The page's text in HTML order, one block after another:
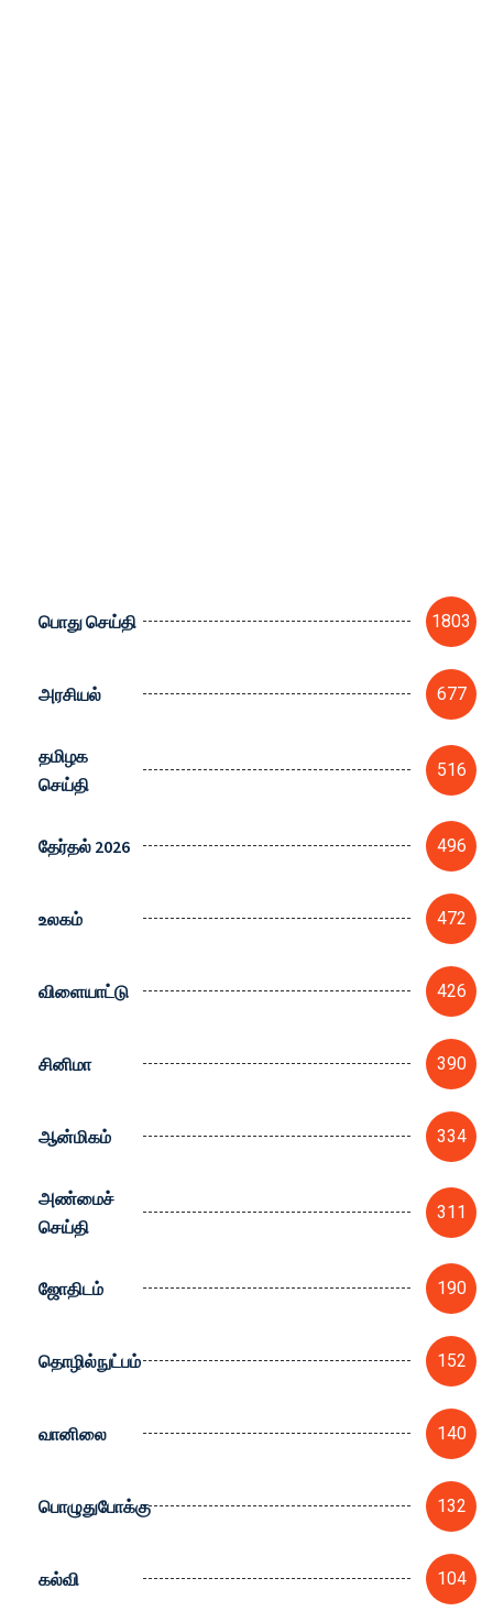
பொது செய்தி 1803
அரசியல் 677
தமிழக
செய்தி
516
தேர்தல் 2026 496
உலகம் 472
விளையாட்டு 426
சினிமா 390
ஆன்மிகம் 334
அண்மைச்
செய்தி
311
ஜோதிடம் 190
தொழில்நுட்பம் 152
வானிலை 140
பொழுதுபோக்கு 132
கல்வி 104